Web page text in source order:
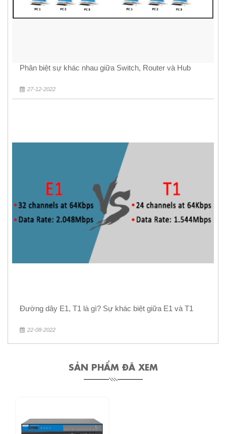
Phân biệt sự khác nhau giữa Switch, Router và Hub
27-12-2022
Đường dây E1, T1 là gì? Sự khác biệt giữa E1 và T1
22-08-2022
SẢN PHẨM ĐÃ XEM